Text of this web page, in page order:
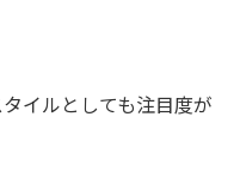
イルとしても注目度が